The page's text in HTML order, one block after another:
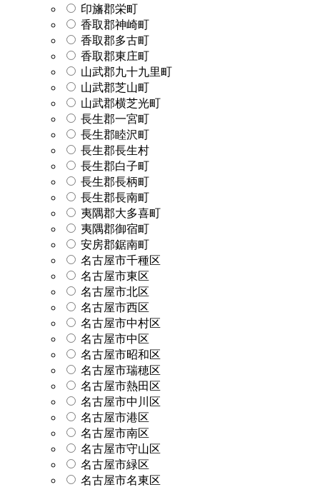
印旛郡栄町
香取郡神崎町
香取郡多古町
香取郡東庄町
山武郡九十九里町
山武郡芝山町
山武郡横芝光町
長生郡一宮町
長生郡睦沢町
長生郡長生村
長生郡白子町
長生郡長柄町
長生郡長南町
夷隅郡大多喜町
夷隅郡御宿町
安房郡鋸南町
名古屋市千種区
名古屋市東区
名古屋市北区
名古屋市西区
名古屋市中村区
名古屋市中区
名古屋市昭和区
名古屋市瑞穂区
名古屋市熱田区
名古屋市中川区
名古屋市港区
名古屋市南区
名古屋市守山区
名古屋市緑区
名古屋市名東区